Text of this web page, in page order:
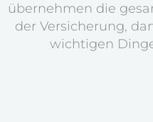
übernehmen die
der Versicherung,
wichtigen